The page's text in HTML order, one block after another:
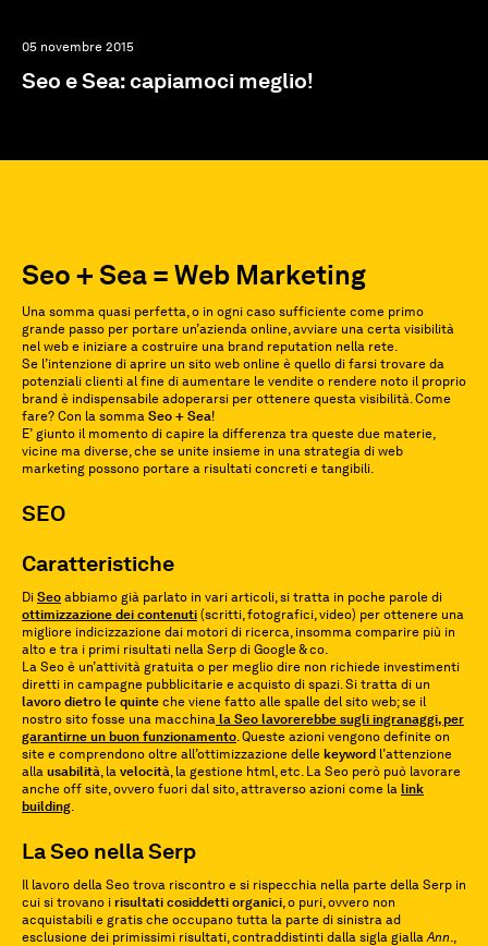
05 novembre 2015
Seo e Sea: capiamoci meglio!
Seo + Sea = Web Marketing
Una somma quasi perfetta, o in ogni caso sufficiente come primo
grande passo per portare un’azienda online, avviare una certa visibilità
nel web e iniziare a costruire una brand reputation nella rete.
Se l’intenzione di aprire un sito web online è quello di farsi trovare da
potenziali clienti al fine di aumentare le vendite o rendere noto il proprio
brand è indispensabile adoperarsi per ottenere questa visibilità. Come
fare? Con la somma Seo + Sea!
E’ giunto il momento di capire la differenza tra queste due materie,
vicine ma diverse, che se unite insieme in una strategia di web
marketing possono portare a risultati concreti e tangibili.
SEO
Caratteristiche
Di Seo abbiamo già parlato in vari articoli, si tratta in poche parole di
ottimizzazione dei contenuti (scritti, fotografici, video) per ottenere una
migliore indicizzazione dai motori di ricerca, insomma comparire più in
alto e tra i primi risultati nella Serp di Google & co.
La Seo è un’attività gratuita o per meglio dire non richiede investimenti
diretti in campagne pubblicitarie e acquisto di spazi. Si tratta di un
lavoro dietro le quinte che viene fatto alle spalle del sito web; se il
nostro sito fosse una macchina la Seo lavorerebbe sugli ingranaggi, per
garantirne un buon funzionamento. Queste azioni vengono definite on
site e comprendono oltre all’ottimizzazione delle keyword l’attenzione
alla usabilità, la velocità, la gestione html, etc. La Seo però può lavorare
anche off site, ovvero fuori dal sito, attraverso azioni come la link
building.
La Seo nella Serp
Il lavoro della Seo trova riscontro e si rispecchia nella parte della Serp in
cui si trovano i risultati cosiddetti organici, o puri, ovvero non
acquistabili e gratis che occupano tutta la parte di sinistra ad
esclusione dei primissimi risultati, contraddistinti dalla sigla giallaAnn.,